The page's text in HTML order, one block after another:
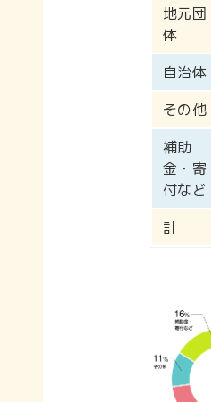
地元団
体
自治体
その他
補助
金・寄
付など
計